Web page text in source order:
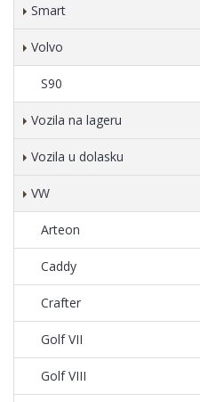
Smart
Volvo
S90
Vozila na lageru
Vozila u dolasku
VW
Arteon
Caddy
Crafter
Golf VII
Golf VIII